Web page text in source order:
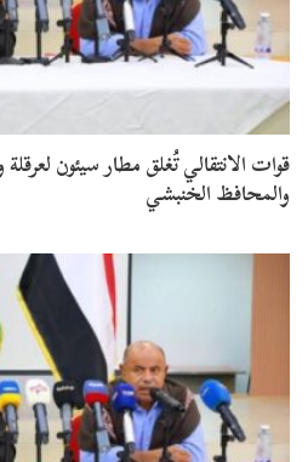
قوات الانتقالي تُغلق مطار سيئون
والمحافظ الخنبشي